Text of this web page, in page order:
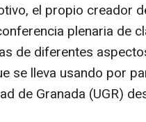
el propio creador
plenaria de
de diferentes
se lleva usando por
de Granada (UGR)